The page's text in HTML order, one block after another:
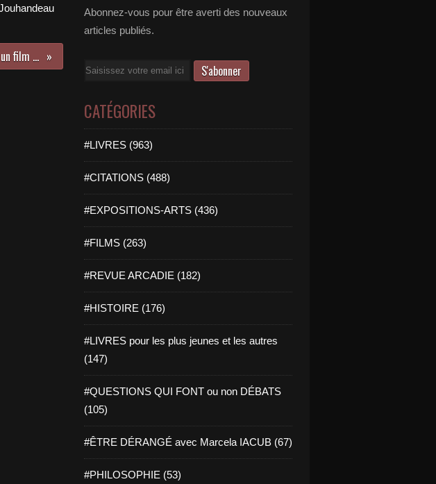
Un printemps de glace (An Early Frost), un film de John Erman (1985)
Abonnez-vous pour être averti des nouveaux
articles publiés.
Email
CATÉGORIES
#LIVRES (963)
#CITATIONS (488)
#EXPOSITIONS-ARTS (436)
#FILMS (263)
#REVUE ARCADIE (182)
#HISTOIRE (176)
#LIVRES pour les plus jeunes et les autres
(147)
#QUESTIONS QUI FONT ou non DÉBATS
(105)
#ÊTRE DÉRANGÉ avec Marcela IACUB (67)
#PHILOSOPHIE (53)